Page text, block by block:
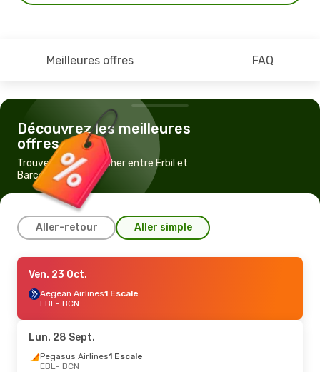
Meilleures offres FAQ
Découvrez les meilleures
offres
Trouvez un vol pas cher entre Erbil et
Barcelone
Aller-retour Aller simple
Jeu. 27 Août
Turkish Airlines1 Escale
EBL- BCN
BCN- EBL
Ven. 23 Oct.
Aegean Airlines1 Escale
EBL- BCN
Lun. 28 Sept.
Pegasus Airlines1 Escale
EBL- BCN